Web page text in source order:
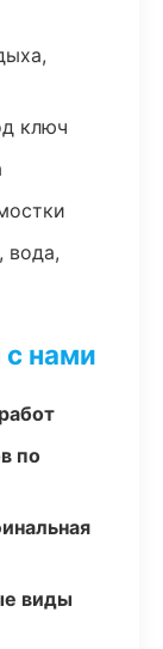
ключ
вода,
нами
по
виды